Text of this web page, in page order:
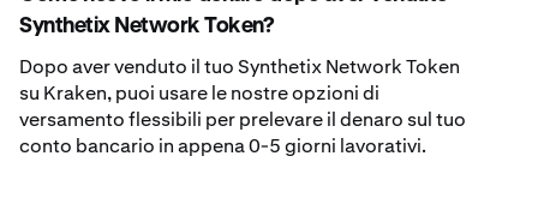
Synthetix Network Token?
Dopo aver venduto il tuo Synthetix Network Token
su Kraken, puoi usare le nostre opzioni di
versamento flessibili per prelevare il denaro sul tuo
conto bancario in appena 0-5 giorni lavorativi.